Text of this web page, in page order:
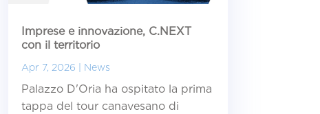
Imprese e innovazione, C.NEXT
con il territorio
Apr 7, 2026 News
Palazzo D'Oria ha ospitato la prima
tappa del tour canavesano di